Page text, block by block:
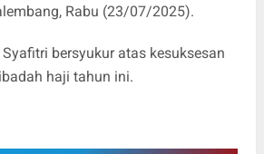
Rabu (23/07/2025).
bersyukur atas kesuksesan
haji tahun ini.